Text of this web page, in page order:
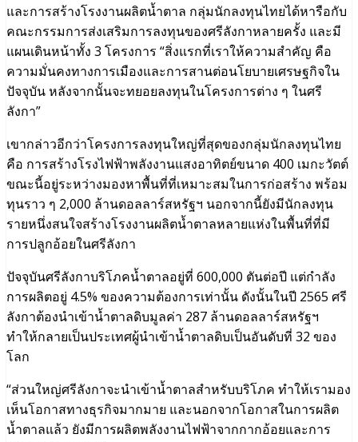
และการสร้างโรงงานผลิตน้ำตาล กลุ่มนักลงทุนไทยได้หารือกับ
คณะกรรมการส่งเสริมการลงทุนของศรีลังกาหลายครั้ง และมี
แผนเดินหน้าทั้ง 3 โครงการ “สิ่งแรกที่เราให้ความสำคัญ คือ
ความมั่นคงทางการเมืองและการสานต่อนโยบายเศรษฐกิจใน
ปัจจุบัน หลังจากนั้นจะทยอยลงทุนในโครงการต่าง ๆ ในศรี
ลังกา”
เขากล่าวอีกว่าโครงการลงทุนใหญ่ที่สุดของกลุ่มนักลงทุนไทย
คือ การสร้างโรงไฟฟ้าพลังงานแสงอาทิตย์ขนาด 400 เมกะวัตต์
ขณะนี้อยู่ระหว่างมองหาพื้นที่ที่เหมาะสมในการก่อสร้าง พร้อม
ทุนราว ๆ 2,000 ล้านดอลลาร์สหรัฐฯ นอกจากนี้ยังมีนักลงทุน
รายหนึ่งสนใจสร้างโรงงานผลิตน้ำตาลหลายแห่งในพื้นที่ที่มี
การปลูกอ้อยในศรีลังกา
ปัจจุบันศรีลังกาบริโภคน้ำตาลอยู่ที่ 600,000 ตันต่อปี แต่กำลัง
การผลิตอยู่ 4.5% ของความต้องการเท่านั้น ดังนั้นในปี 2565 ศรี
ลังกาต้องนำเข้าน้ำตาลดิบมูลค่า 287 ล้านดอลลาร์สหรัฐฯ
ทำให้กลายเป็นประเทศผู้นำเข้าน้ำตาลดิบเป็นอันดับที่ 32 ของ
โลก
“ส่วนใหญ่ศรีลังกาจะนำเข้าน้ำตาลสำหรับบริโภค ทำให้เรามอง
เห็นโอกาสทางธุรกิจมากมาย และนอกจากโอกาสในการผลิต
น้ำตาลแล้ว ยังมีการผลิตพลังงานไฟฟ้าจากกากอ้อยและการ